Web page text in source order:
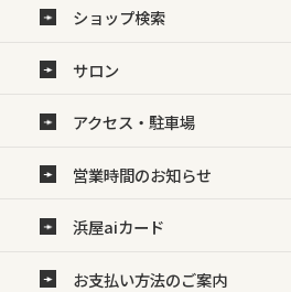
ショップ検索
サロン
アクセス・駐車場
営業時間のお知らせ
浜屋aiカード
お支払い方法のご案内